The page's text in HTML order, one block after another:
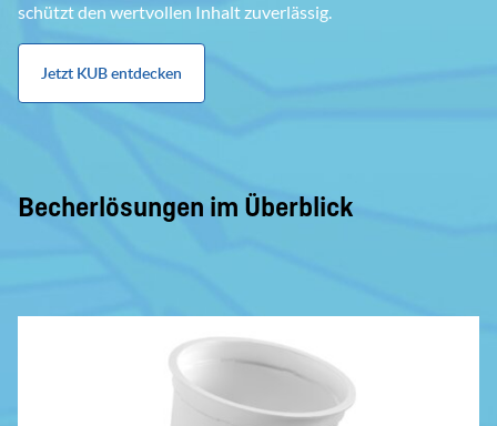
schützt den wertvollen Inhalt zuverlässig.
Jetzt KUB entdecken
Becherlösungen im Überblick